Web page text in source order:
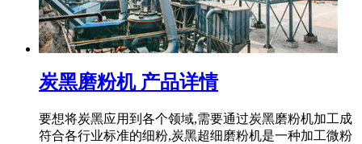
炭黑磨粉机 产品详情
要想将炭黑应用到各个领域,需要通过炭黑磨粉机加工成
符合各行业标准的细粉,炭黑超细磨粉机是一种加工微粉